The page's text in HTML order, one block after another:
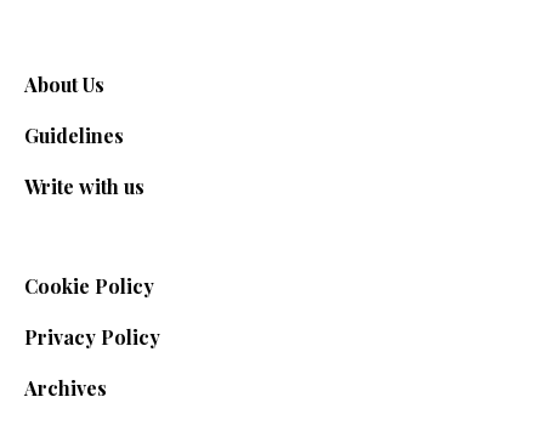
About Us
Guidelines
Write with us
Cookie Policy
Privacy Policy
Archives